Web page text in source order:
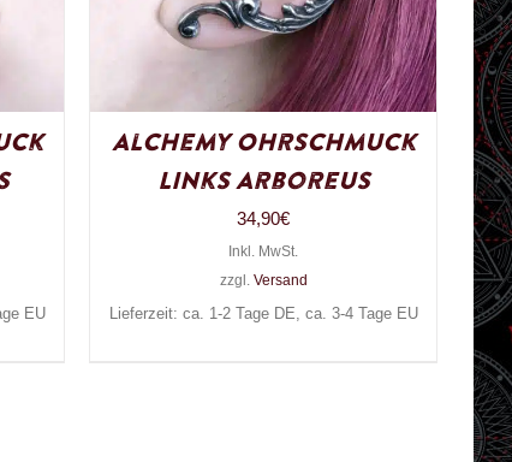
EU
Alchemy Ohrschmuck
Links Arboreus
34,90€
Inkl. MwSt.
zzgl. Versand
Lieferzeit: ca. 1-2 Tage DE, ca. 3-4 Tage EU